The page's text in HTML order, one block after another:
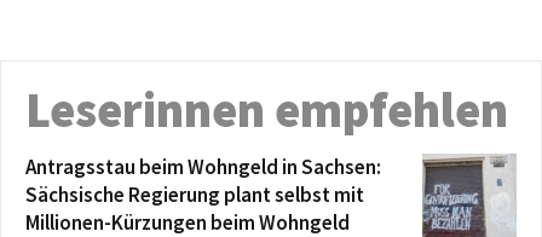
Leserinnen empfehlen
Antragsstau beim Wohngeld in Sachsen:
Sächsische Regierung plant selbst mit
Millionen-Kürzungen beim Wohngeld